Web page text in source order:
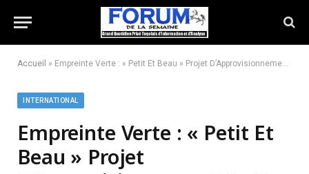
Accueil » Empreinte Verte : « Petit Et Beau » Projet D’Approvisionnement En Eau Par Forage De Puits Au Rwanda
INTERNATIONAL
Empreinte Verte : « Petit Et
Beau » Projet